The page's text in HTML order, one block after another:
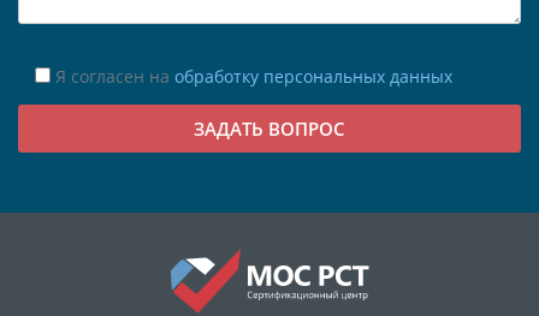
Я согласен на обработку персональных данных